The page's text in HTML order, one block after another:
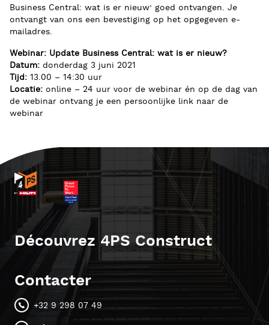
Business Central: wat is er nieuw’ goed ontvangen. Je
ontvangt van ons een bevestiging op het opgegeven e-
mailadres.
Webinar: Update Business Central: wat is er nieuw?
Datum: donderdag 3 juni 2021
Tijd: 13.00 – 14:30 uur
Locatie: online – 24 uur voor de webinar én op de dag van
de webinar ontvang je een persoonlijke link naar de
webinar
Découvrez 4PS Construct
Contacter
+32 9 298 07 49